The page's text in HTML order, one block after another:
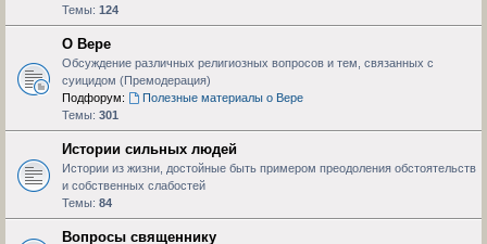
Темы: 124
О Вере
Обсуждение различных религиозных вопросов и тем, связанных с
суицидом (Премодерация)
Подфорум:
Полезные материалы о Вере
Темы: 301
Истории сильных людей
Истории из жизни, достойные быть примером преодоления обстоятельств
и собственных слабостей
Темы: 84
Вопросы священнику